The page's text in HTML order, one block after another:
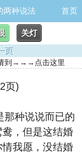
两种说法 首页
关灯
页
请到→→→点击这里
页)
种说说而已的
，但是这结婚
我愿，没结婚